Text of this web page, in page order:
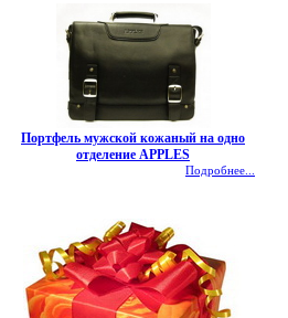
Портфель мужской кожаный на одно
отделение APPLES
Подробнее...